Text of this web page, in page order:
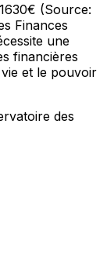
(Source:
Finances
une
financières
et le pouvoir
des